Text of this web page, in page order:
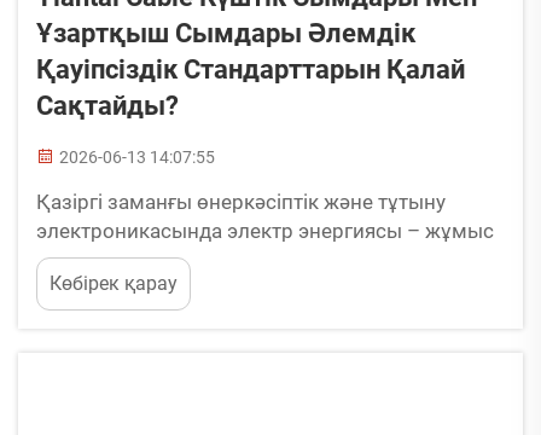
Ұзартқыш Сымдары Әлемдік
Қауіпсіздік Стандарттарын Қалай
Сақтайды?
2026-06-13 14:07:55
Қазіргі заманғы өнеркәсіптік және тұтыну
электроникасында электр энергиясы – жұмыс
істеудің негізгі қозғалтқышы. Дегенмен, бұл
энергияны беретін электр сымдары мен
ұзартқыш сымдары жиі ақау пайда болғанша
Көбірек қарау